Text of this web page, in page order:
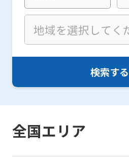
検索する
全国エリア